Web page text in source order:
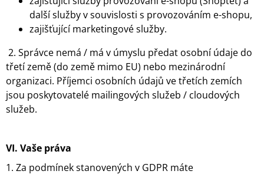
další služby v souvislosti s provozováním e-shopu,
zajišťující marketingové služby.
2. Správce nemá / má v úmyslu předat osobní údaje do
třetí země (do země mimo EU) nebo mezinárodní
organizaci. Příjemci osobních údajů ve třetích zemích
jsou poskytovatelé mailingových služeb / cloudových
služeb.
VI. Vaše práva
1. Za podmínek stanovených v GDPR máte